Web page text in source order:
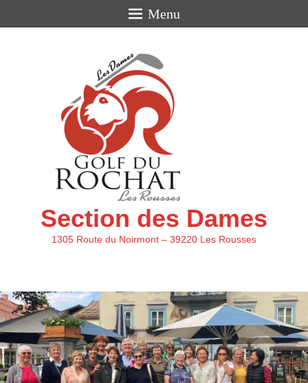
Menu
Section des Dames
1305 Route du Noirmont – 39220 Les Rousses